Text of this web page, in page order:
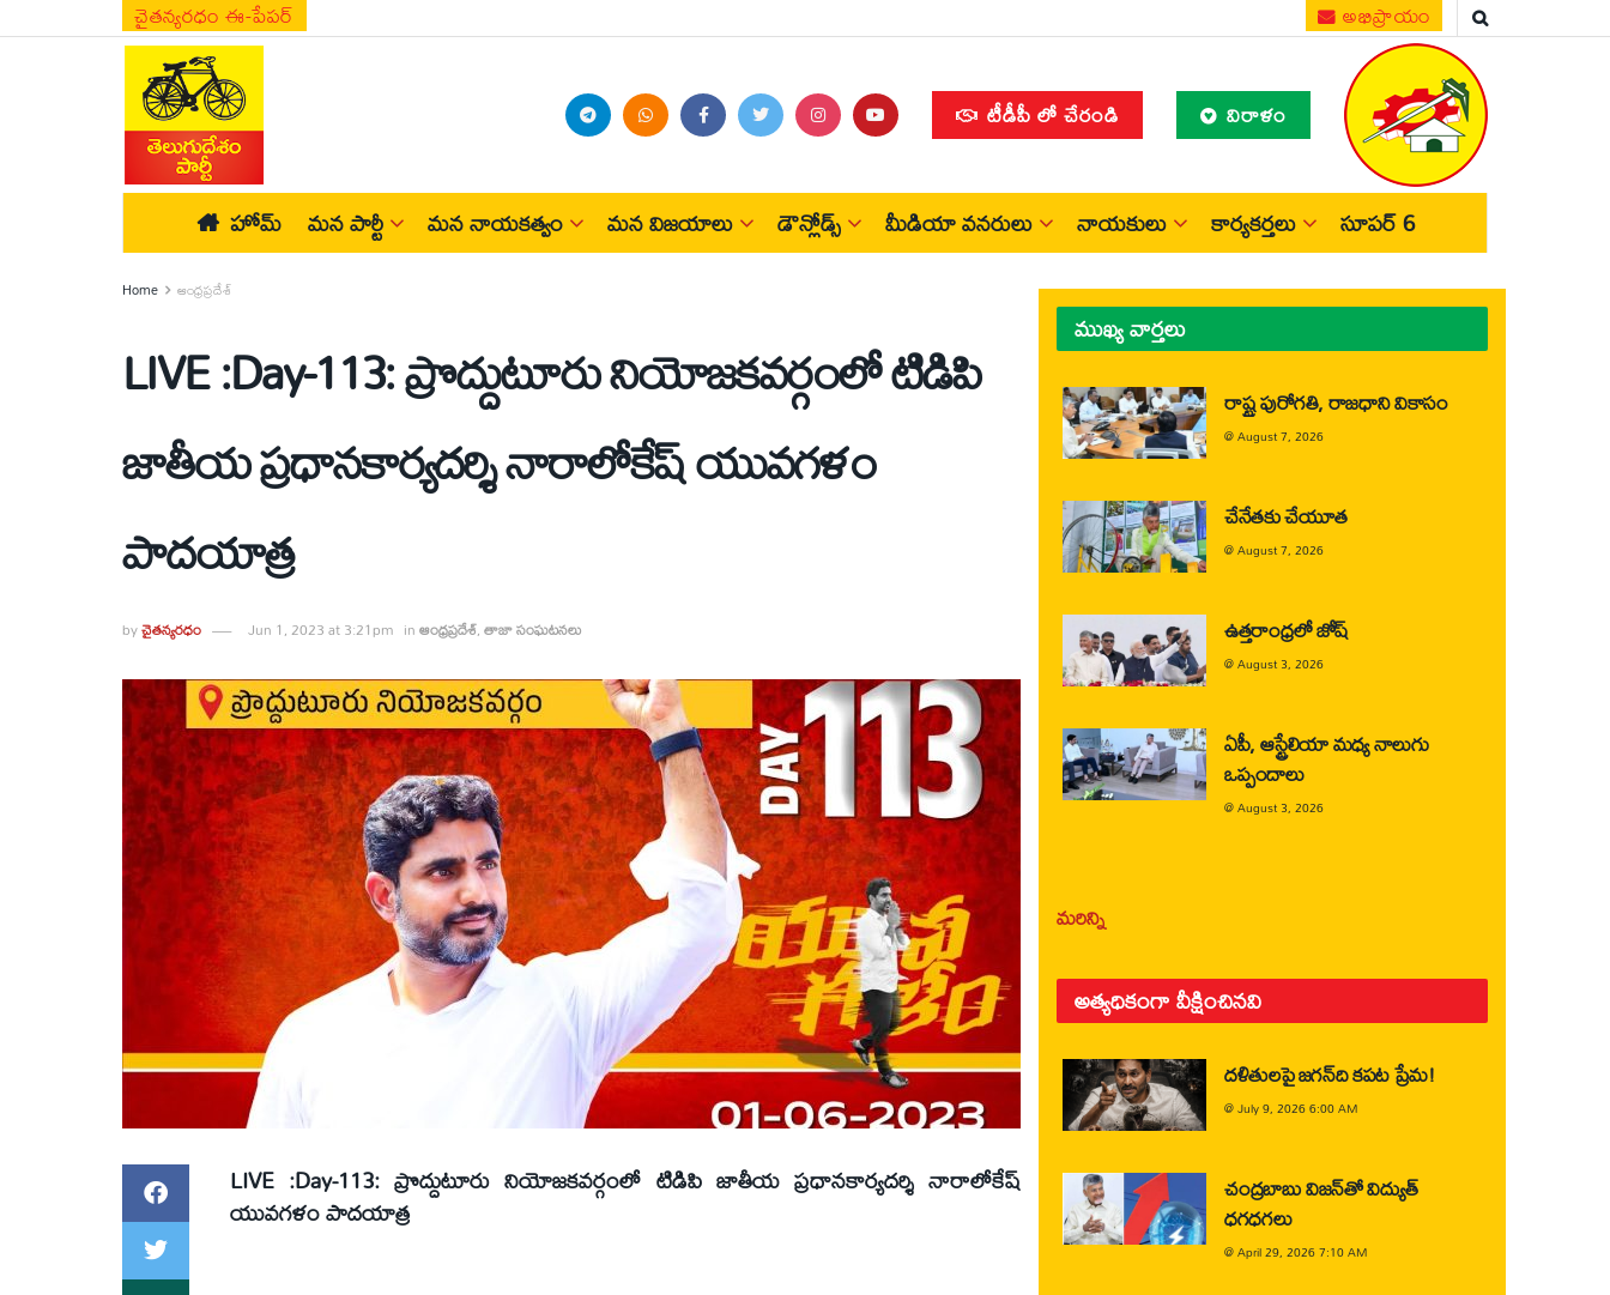
చైతన్యరధం ఈ-పేపర్ అభిప్రాయం
టీడీపీ లో చేరండి విరాళం
హోమ్ మన పార్టీ మన నాయకత్వం మన విజయాలు డౌన్లోడ్స్ మీడియా వనరులు నాయకులు కార్యకర్తలు సూపర్ 6
Home ఆంధ్రప్రదేశ్
LIVE :Day-113: ప్రొద్దుటూరు నియోజ‌క‌వర్గంలో టిడిపి
జాతీయ ప్ర‌ధానకార్య‌ద‌ర్శి నారాలోకేష్ యువ‌గ‌ళం
పాద‌యాత్ర
byచైతన్యరధం Jun 1, 2023 at 3:21pm inఆంధ్రప్రదేశ్,తాజా సంఘటనలు
LIVE :Day-113: ప్రొద్దుటూరు నియోజ‌క‌వర్గంలో టిడిపి జాతీయ ప్ర‌ధానకార్య‌ద‌ర్శి నారాలోకేష్
యువ‌గ‌ళం పాద‌యాత్ర
ముఖ్య వార్తలు
రాష్ట్ర పురోగతి, రాజధాని వికాసం
@August 7, 2026
చేనేతకు చేయూత
@August 7, 2026
ఉత్తరాంధ్రలో జోష్
@August 3, 2026
ఏపీ, ఆస్ట్రేలియా మధ్య నాలుగు
ఒప్పందాలు
@August 3, 2026
మరిన్ని
అత్యధికంగా వీక్షించినవి
దళితులపై జగన్‌ది కపట ప్రేమ!
@July 9, 2026 6:00 AM
చంద్రబాబు విజన్‌తో విద్యుత్
ధగధగలు
@April 29, 2026 7:10 AM